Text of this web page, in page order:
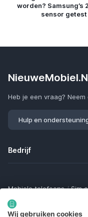
worden? Samsung’s
sensor getest
Heb je een vraag?
Hulp en
Bedrijf
Mobiele telefoons / Sim
Smartwatches
Bluetooth trackers /
Wij gebruiken cookies